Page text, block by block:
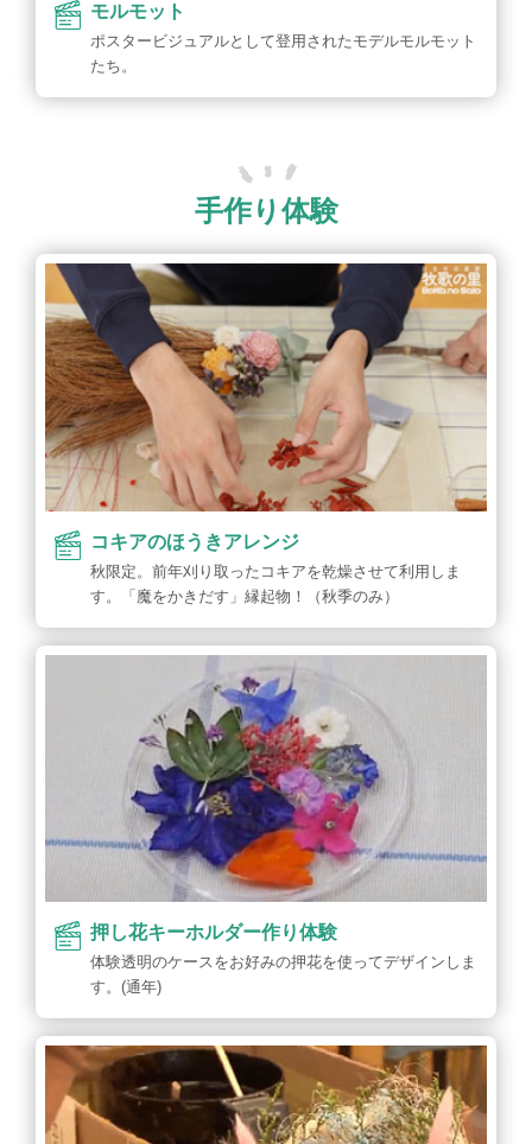
モルモット
ポスタービジュアルとして登用されたモデルモルモット
たち。
手作り体験
コキアのほうきアレンジ
秋限定。前年刈り取ったコキアを乾燥させて利用しま
す。「魔をかきだす」縁起物！（秋季のみ）
押し花キーホルダー作り体験
体験透明のケースをお好みの押花を使ってデザインしま
す。(通年)